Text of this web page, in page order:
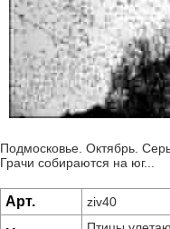
Подмосковье. Октябрь.
Грачи собираются на юг...
Арт. ziv40